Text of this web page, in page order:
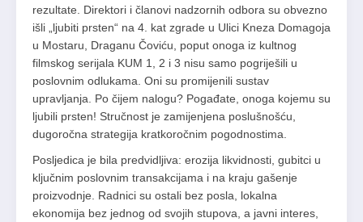
rezultate. Direktori i članovi nadzornih odbora su obvezno
išli „ljubiti prsten“ na 4. kat zgrade u Ulici Kneza Domagoja
u Mostaru, Draganu Čoviću, poput onoga iz kultnog
filmskog serijala KUM 1, 2 i 3 nisu samo pogriješili u
poslovnim odlukama. Oni su promijenili sustav
upravljanja. Po čijem nalogu? Pogađate, onoga kojemu su
ljubili prsten! Stručnost je zamijenjena poslušnošću,
dugoročna strategija kratkoročnim pogodnostima.
Posljedica je bila predvidljiva: erozija likvidnosti, gubitci u
ključnim poslovnim transakcijama i na kraju gašenje
proizvodnje. Radnici su ostali bez posla, lokalna
ekonomija bez jednog od svojih stupova, a javni interes,